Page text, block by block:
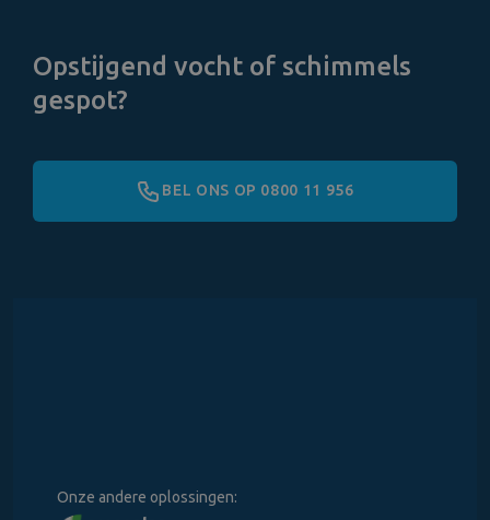
Opstijgend vocht of schimmels
gespot?
BEL ONS OP 0800 11 956
Onze andere oplossingen: